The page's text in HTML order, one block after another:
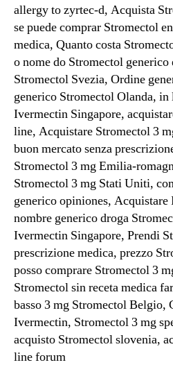
allergy to zyrtec-d, Acquista
se puede comprar Stromectol
medica, Quanto costa
o nome do Stromectol generico
Stromectol Svezia, Ordine
generico Stromectol Olanda,
Ivermectin Singapore,
line, Acquistare Stromectol 3
buon mercato senza
Stromectol 3 mg Emilia-
Stromectol 3 mg Stati Uniti,
generico opiniones, Acquistare
nombre generico droga
Ivermectin Singapore, Prendi
prescrizione medica, prezzo
posso comprare Stromectol 3
Stromectol sin receta medica
basso 3 mg Stromectol Belgio,
Ivermectin, Stromectol 3 mg
acquisto Stromectol slovenia,
line forum